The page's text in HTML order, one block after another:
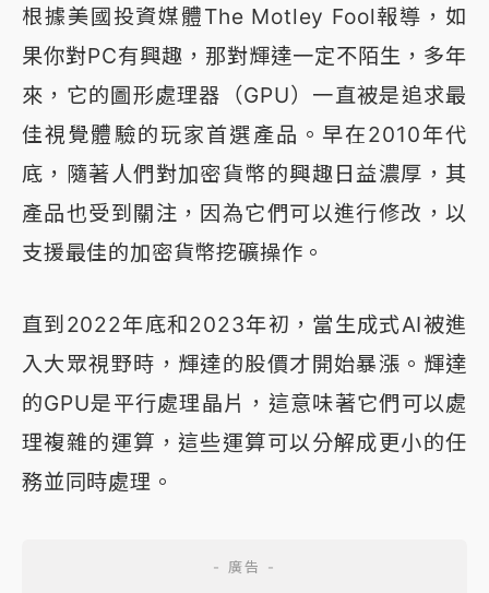
根據美國投資媒體The Motley Fool報導，如
果你對PC有興趣，那對輝達一定不陌生，多年
來，它的圖形處理器（GPU）一直被是追求最
佳視覺體驗的玩家首選產品。早在2010年代
底，隨著人們對加密貨幣的興趣日益濃厚，其
產品也受到關注，因為它們可以進行修改，以
支援最佳的加密貨幣挖礦操作。
直到2022年底和2023年初，當生成式AI被進
入大眾視野時，輝達的股價才開始暴漲。輝達
的GPU是平行處理晶片，這意味著它們可以處
理複雜的運算，這些運算可以分解成更小的任
務並同時處理。